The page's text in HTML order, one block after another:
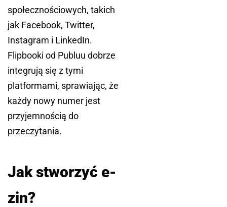
społecznościowych, takich
jak Facebook, Twitter,
Instagram i LinkedIn.
Flipbooki od Publuu dobrze
integrują się z tymi
platformami, sprawiając, że
każdy nowy numer jest
przyjemnością do
przeczytania.
Jak stworzyć e-
zin?